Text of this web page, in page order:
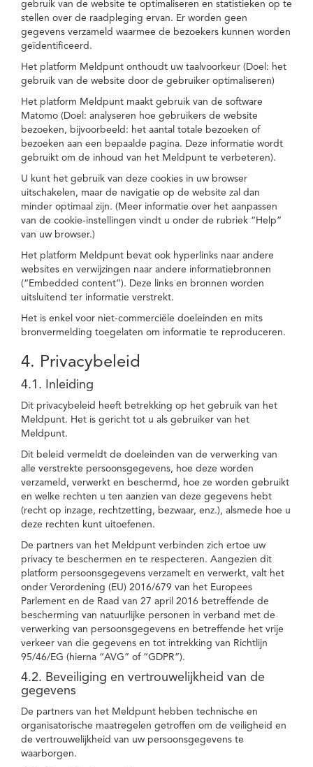
gebruik van de website te optimaliseren en statistieken op te
stellen over de raadpleging ervan. Er worden geen
gegevens verzameld waarmee de bezoekers kunnen worden
geïdentificeerd.
Het platform Meldpunt onthoudt uw taalvoorkeur (Doel: het
gebruik van de website door de gebruiker optimaliseren)
Het platform Meldpunt maakt gebruik van de software
Matomo (Doel: analyseren hoe gebruikers de website
bezoeken, bijvoorbeeld: het aantal totale bezoeken of
bezoeken aan een bepaalde pagina. Deze informatie wordt
gebruikt om de inhoud van het Meldpunt te verbeteren).
U kunt het gebruik van deze cookies in uw browser
uitschakelen, maar de navigatie op de website zal dan
minder optimaal zijn. (Meer informatie over het aanpassen
van de cookie-instellingen vindt u onder de rubriek “Help”
van uw browser.)
Het platform Meldpunt bevat ook hyperlinks naar andere
websites en verwijzingen naar andere informatiebronnen
(“Embedded content”). Deze links en bronnen worden
uitsluitend ter informatie verstrekt.
Het is enkel voor niet-commerciële doeleinden en mits
bronvermelding toegelaten om informatie te reproduceren.
4. Privacybeleid
4.1. Inleiding
Dit privacybeleid heeft betrekking op het gebruik van het
Meldpunt. Het is gericht tot u als gebruiker van het
Meldpunt.
Dit beleid vermeldt de doeleinden van de verwerking van
alle verstrekte persoonsgegevens, hoe deze worden
verzameld, verwerkt en beschermd, hoe ze worden gebruikt
en welke rechten u ten aanzien van deze gegevens hebt
(recht op inzage, rechtzetting, bezwaar, enz.), alsmede hoe u
deze rechten kunt uitoefenen.
De partners van het Meldpunt verbinden zich ertoe uw
privacy te beschermen en te respecteren. Aangezien dit
platform persoonsgegevens verzamelt en verwerkt, valt het
onder Verordening (EU) 2016/679 van het Europees
Parlement en de Raad van 27 april 2016 betreffende de
bescherming van natuurlijke personen in verband met de
verwerking van persoonsgegevens en betreffende het vrije
verkeer van die gegevens en tot intrekking van Richtlijn
95/46/EG (hierna “AVG” of “GDPR”).
4.2. Beveiliging en vertrouwelijkheid van de
gegevens
De partners van het Meldpunt hebben technische en
organisatorische maatregelen getroffen om de veiligheid en
de vertrouwelijkheid van uw persoonsgegevens te
waarborgen.